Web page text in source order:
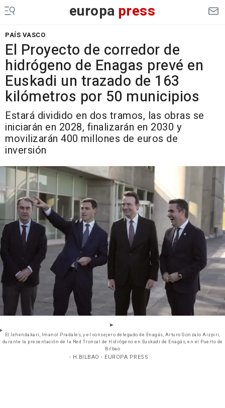
europa press
PAÍS VASCO
El Proyecto de corredor de
hidrógeno de Enagas prevé en
Euskadi un trazado de 163
kilómetros por 50 municipios
Estará dividido en dos tramos, las obras se
iniciarán en 2028, finalizarán en 2030 y
movilizarán 400 millones de euros de
inversión
El lehendakari, Imanol Pradales, y el consejero delegado de Enagás, Arturo Gonzalo Aizpiri,
durante la presentación de la Red Troncal de Hidrógeno en Euskadi de Enagás, en el Puerto de
Bilbao
- H.BILBAO - EUROPA PRESS